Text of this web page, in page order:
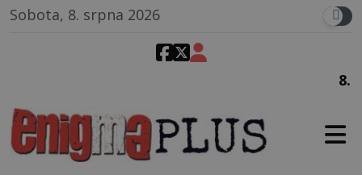
Sobota, 8. srpna 2026
: Zástupce